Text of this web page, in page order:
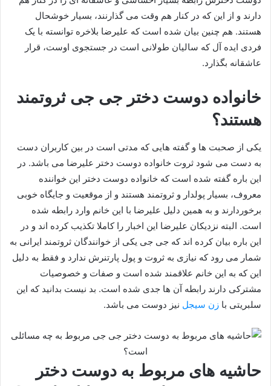
دارند و از این که در کنار هم وقت می گذارنند، بسیار خوشحال
هستند. هم چنین بیان شده است که علیرضا بلاخره توانسته با یک
فردی ایده‌ آل که سالیان طولانی است در جستجوی اوست، قرار
عاشقانه بگذارد.
خانواده دوست دختر جی جی ثروتمند
هستند؟
یکی از صحبت‌ ها و گفته هایی که مدتی است در بین کاربران دست
به دست می‌ شود ثروت خانواده دوست دختر علیرضا می باشد. در
این باره گفته شده است که خانواده دوست دختر این خواننده
معروف، بسیار پولدار و ثروتمند هستند و از موقعیت و جایگاه خوبی
برخوردارند و به همین دلیل علیرضا با این خانم وارد رابطه شده
است. البته نزدیکان علیرضا این اخبار را کاملا تکذیب کرده اند و در
این باره بیان کرده اند که جی جی یکی از خوانندگان ثروتمند ایرانی به
شمار می رود که نیازی به ثروت و پول پارتنرش ندارد و فقط به دلیل
این که به این خانم علاقمند شده است و صفات و خصوصیات
مشترکی دارند رابطه آن‌ ها جدی شده است. بد نیست بدانید که این
سلبریتی با زن سیجل نیز دوست می باشد.
حاشیه های مربوط به دوست دختر